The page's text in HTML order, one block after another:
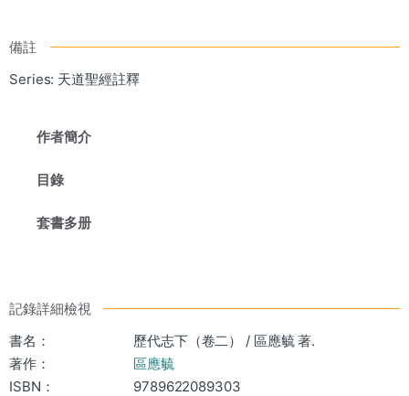
作者簡介
目錄
套書多册
備註
Series: 天道聖經註釋
記錄詳細檢視
書名：
歷代志下（卷二） / 區應毓 著.
著作：
區應毓
ISBN：
9789622089303